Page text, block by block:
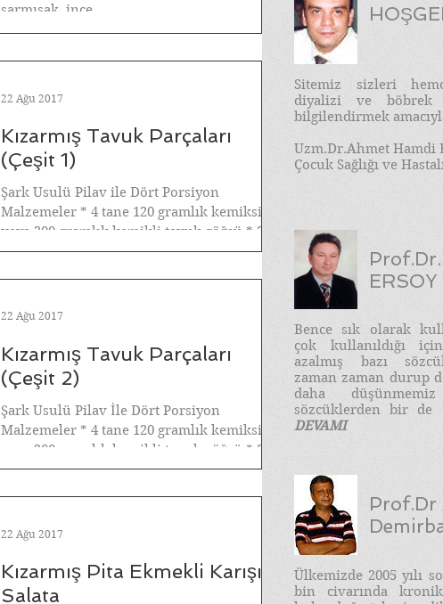
sarmısak, ince...
Kızarmış Tavuk Parçaları
(Çeşit 1)
Şark Usulü Pilav ile Dört Porsiyon
Malzemeler * 4 tane 120 gramlık kemiksiz
veya 200 gramlık kemikli tavuk göğsü * 2
diş sarımsak,...
22 Ağu 2017
Kızarmış Tavuk Parçaları
(Çeşit 2)
Şark Usulü Pilav İle Dört Porsiyon
Malzemeler * 4 tane 120 gramlık kemiksiz
veya 200 gramlık kemikli tavuk göğsü * 3
diş sarmısak,...
22 Ağu 2017
Kızarmış Pita Ekmekli Karışık
Salata
22 Ağu 2017
Sitemiz sizleri
diyalizi ve böbrek
bilgilendirmek
Uzm.Dr.Ahmet Hamdi
Çocuk Sağlığı ve
ERSOY
​Bence sık olarak
çok kullanıldığı
azalmış bazı
zaman zaman durup
daha
sözcüklerden bir de
DEVAMI
Prof.Dr
Ülkemizde 2005 yılı
bin civarında